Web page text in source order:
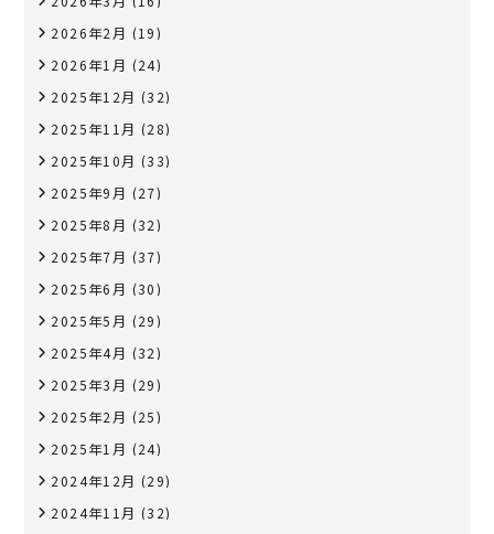
2026年2月 (19)
2026年1月 (24)
2025年12月 (32)
2025年11月 (28)
2025年10月 (33)
2025年9月 (27)
2025年8月 (32)
2025年7月 (37)
2025年6月 (30)
2025年5月 (29)
2025年4月 (32)
2025年3月 (29)
2025年2月 (25)
2025年1月 (24)
2024年12月 (29)
2024年11月 (32)